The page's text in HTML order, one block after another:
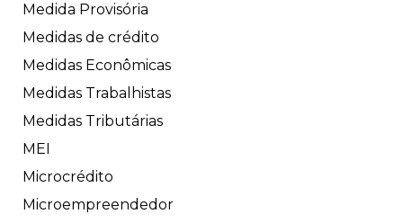
Medida Provisória
Medidas de crédito
Medidas Econômicas
Medidas Trabalhistas
Medidas Tributárias
MEI
Microcrédito
Microempreendedor